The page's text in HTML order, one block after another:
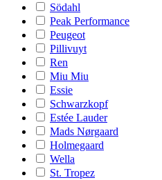
Södahl
Peak Performance
Peugeot
Pillivuyt
Ren
Miu Miu
Essie
Schwarzkopf
Estée Lauder
Mads Nørgaard
Holmegaard
Wella
St. Tropez